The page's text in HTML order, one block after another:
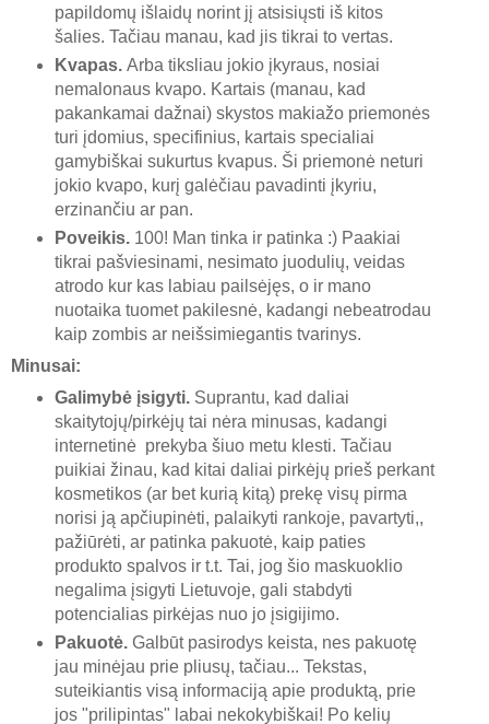
papildomų išlaidų norint jį atsisiųsti iš kitos
šalies. Tačiau manau, kad jis tikrai to vertas.
Kvapas. Arba tiksliau jokio įkyraus, nosiai
nemalonaus kvapo. Kartais (manau, kad
pakankamai dažnai) skystos makiažo priemonės
turi įdomius, specifinius, kartais specialiai
gamybiškai sukurtus kvapus. Ši priemonė neturi
jokio kvapo, kurį galėčiau pavadinti įkyriu,
erzinančiu ar pan.
Poveikis. 100! Man tinka ir patinka :) Paakiai
tikrai pašviesinami, nesimato juodulių, veidas
atrodo kur kas labiau pailsėjęs, o ir mano
nuotaika tuomet pakilesnė, kadangi nebeatrodau
kaip zombis ar neišsimiegantis tvarinys.
Minusai:
Galimybė įsigyti. Suprantu, kad daliai
skaitytojų/pirkėjų tai nėra minusas, kadangi
internetinė prekyba šiuo metu klesti. Tačiau
puikiai žinau, kad kitai daliai pirkėjų prieš perkant
kosmetikos (ar bet kurią kitą) prekę visų pirma
norisi ją apčiupinėti, palaikyti rankoje, pavartyti,,
pažiūrėti, ar patinka pakuotė, kaip paties
produkto spalvos ir t.t. Tai, jog šio maskuoklio
negalima įsigyti Lietuvoje, gali stabdyti
potencialias pirkėjas nuo jo įsigijimo.
Pakuotė. Galbūt pasirodys keista, nes pakuotę
jau minėjau prie pliusų, tačiau... Tekstas,
suteikiantis visą informaciją apie produktą, prie
jos "prilipintas" labai nekokybiškai! Po kelių